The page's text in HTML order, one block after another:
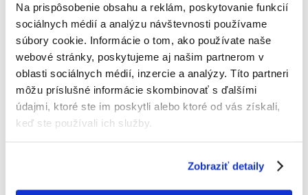
Na prispôsobenie obsahu a reklám, poskytovanie funkcií
sociálnych médií a analýzu návštevnosti používame
súbory cookie. Informácie o tom, ako používate naše
webové stránky, poskytujeme aj našim partnerom v
oblasti sociálnych médií, inzercie a analýzy. Títo partneri
môžu príslušné informácie skombinovať s ďalšími
údajmi, ktoré ste im poskytli alebo ktoré od vás získali,
keď ste používali ich služby.
Zobraziť detaily
aj vitamín E. Bohatá srsť je jedným z hlavných čŕt tohto plemena. Pesíky
má dlhé a husté, podsadu mohutnú. Pravidelné kefovanie a správna
výživa sú dva dôležité faktory, ktoré udržia kožu a srsť vášho psa
zdravé. Granuly obsahujúvitamín A a omega-3 mastné kyseliny EPA
a DHA.Tiež sú obohatené o olej z boráka lekárskeho, ktorý
podporuje funkciu kožnej bariéry, aby bola koža zdravá a srsť vyživená.
Kombinácia živín s veľmi kvalitnou bielkovinou a probiotikmi podporuje
zdravé trávenie a udržuje rovnováhu črevnej mikroflóry.
Vyrovnaná črevná mikroflóra znamená kvalitnú stolicu.